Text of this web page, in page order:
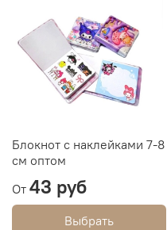
Блокнот с наклейками 7-8
см оптом
От 43 руб
Выбрать